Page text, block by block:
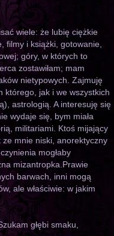
wiele: że lubię ciężkie
filmy i książki, gotowanie,
góry, w których to
zostawiłam; mam
nietypowych. Zajmuję
którego, jak i we wszystkich
astrologią. A interesuję się
wydaje się, bym miała
militariami. Ktoś mijający
ze mnie niski, anorektyczny
mogłaby
mizantropka.Prawie
barwach, inni mogą
ale właściwie: w jakim
głębi smaku,